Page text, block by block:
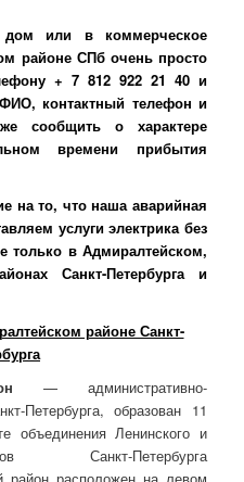
дом или в коммерческое
районе СПб очень просто
+ 7 812 922 21 40 и
контактный телефон и
сообщить о характере
времени прибытия
на то, что наша аварийная
услуги электрика без
только в Адмиралтейском,
Санкт-Петербурга и
районе Санкт-
— административно-
Петербурга, образован 11
объединения Ленинского и
Санкт-Петербурга